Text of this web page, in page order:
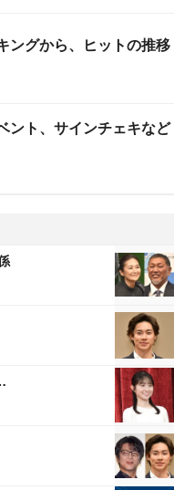
ングから、ヒットの推移
ント、サインチェキなど